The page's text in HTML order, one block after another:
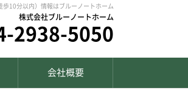
10分以内）情報はブルーノートホーム
株式会社ブルーノートホーム
2938-5050
会社概要